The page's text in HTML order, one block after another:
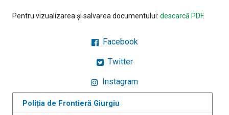
Pentru vizualizarea și salvarea documentului: descarcă PDF.
Facebook
Twitter
Instagram
Poliția de Frontieră Giurgiu